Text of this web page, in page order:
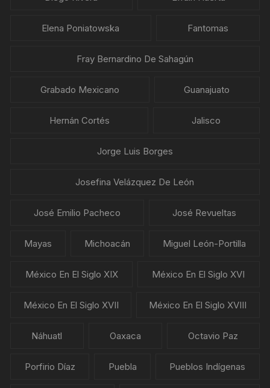
Elena Poniatowska Fantomas
Fray Bernardino De Sahagún
Grabado Mexicano Guanajuato
Hernán Cortés Jalisco
Jorge Luis Borges
Josefina Velázquez De León
José Emilio Pacheco José Revueltas
Mayas Michoacán Miguel León-Portilla
México En El Siglo XIX México En El Siglo XVI
México En El Siglo XVII México En El Siglo XVIII
Náhuatl Oaxaca Octavio Paz
Porfirio Díaz Puebla Pueblos Indígenas